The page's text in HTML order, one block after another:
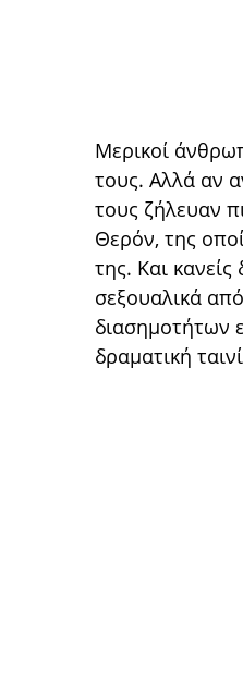
Μερικοί
τους. Αλλά αν
τους ζήλευαν
Θερόν, της
της. Και
σεξουαλικά
διασημοτήτων
δραματική